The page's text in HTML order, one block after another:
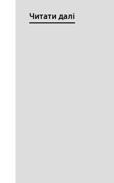
Читати далі